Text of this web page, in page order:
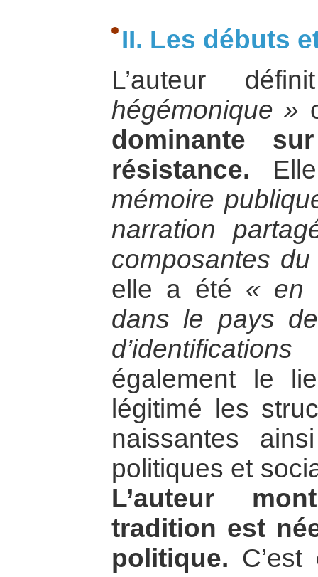
II. Les débuts
L’auteur
hégémonique »
dominante
résistance.
mémoire
narration
composantes
elle a été « en
dans le pays
d’identifications
également le
légitimé les
naissantes
politiques et
L’auteur
tradition est
politique.